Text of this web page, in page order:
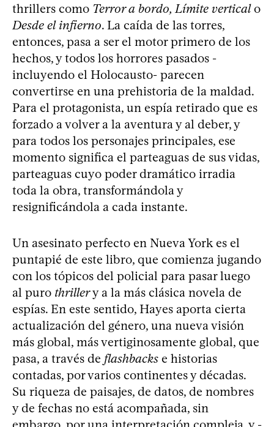
thrillers como Terror a bordo, Límite verticalo
Desde el infierno. La caída de las torres,
entonces, pasa a ser el motor primero de los
hechos, y todos los horrores pasados -
incluyendo el Holocausto- parecen
convertirse en una prehistoria de la maldad.
Para el protagonista, un espía retirado que es
forzado a volver a la aventura y al deber, y
para todos los personajes principales, ese
momento significa el parteaguas de sus vidas,
parteaguas cuyo poder dramático irradia
toda la obra, transformándola y
resignificándola a cada instante.
Un asesinato perfecto en Nueva York es el
puntapié de este libro, que comienza jugando
con los tópicos del policial para pasar luego
al puro thrillery a la más clásica novela de
espías. En este sentido, Hayes aporta cierta
actualización del género, una nueva visión
más global, más vertiginosamente global, que
pasa, a través de flashbacks e historias
contadas, por varios continentes y décadas.
Su riqueza de paisajes, de datos, de nombres
y de fechas no está acompañada, sin